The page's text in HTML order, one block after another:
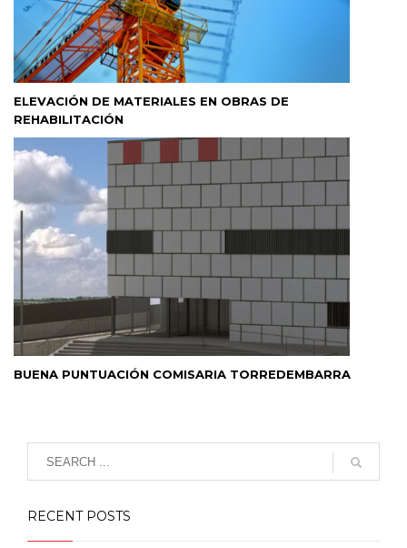
ELEVACIÓN DE MATERIALES EN OBRAS DE
REHABILITACIÓN
BUENA PUNTUACIÓN COMISARIA TORREDEMBARRA
RECENT POSTS